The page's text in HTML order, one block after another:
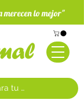
lo mejor"